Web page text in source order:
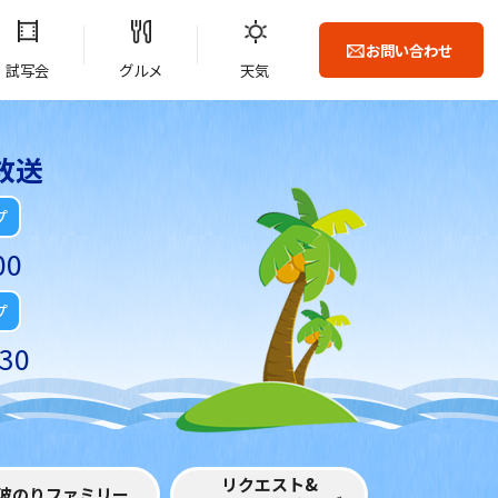
試写会 グルメ 天気
お問い合わせ
送
リクエスト&